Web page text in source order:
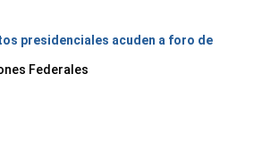
presidenciales acuden a foro de
Federales